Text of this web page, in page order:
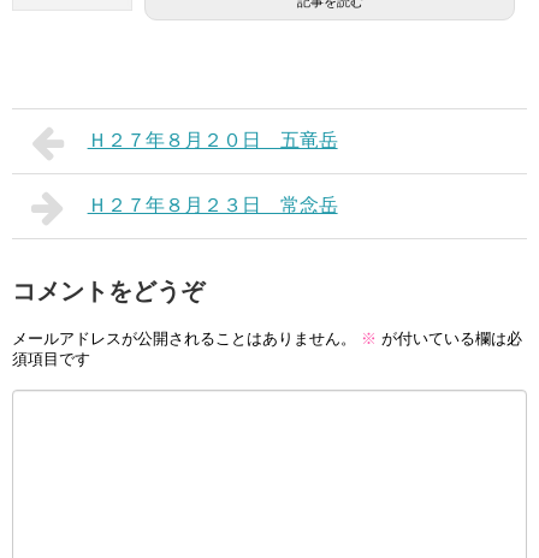
Ｈ２７年８月２０日 五竜岳
Ｈ２７年８月２３日 常念岳
コメントをどうぞ
メールアドレスが公開されることはありません。 ※ が付いている欄は必
須項目です